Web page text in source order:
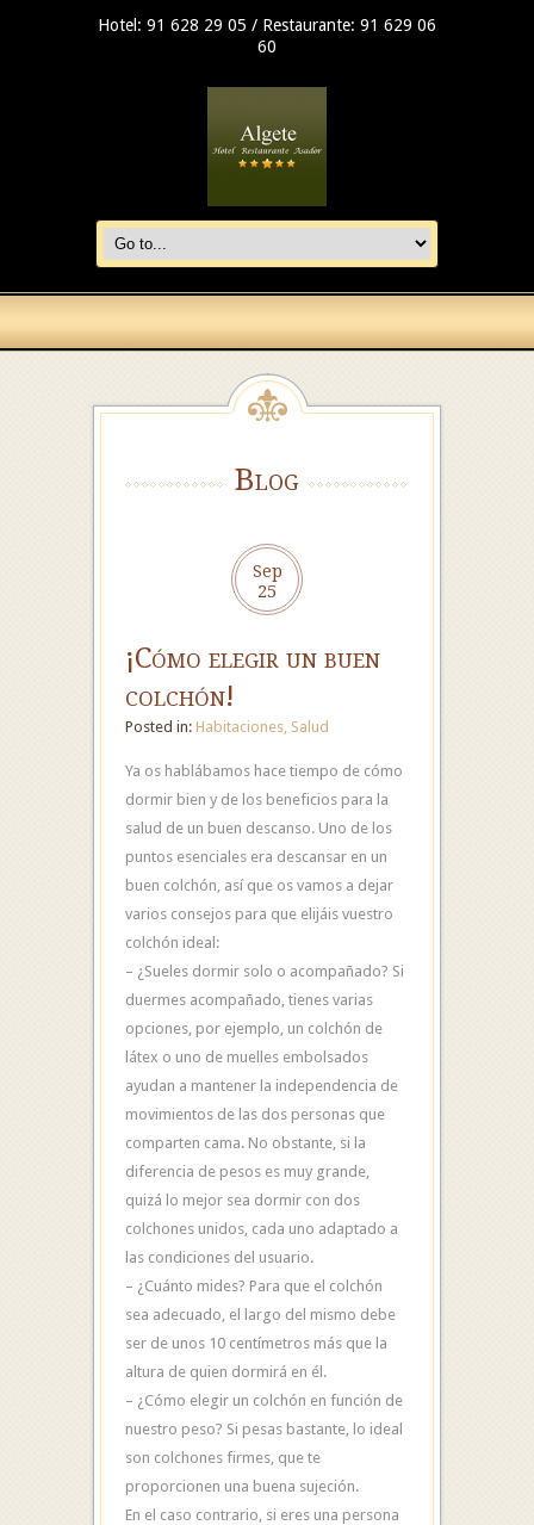
Hotel: 91 628 29 05 / Restaurante: 91 629 06
60
Blog
Sep
25
¡Cómo elegir un buen
colchón!
Posted in: Habitaciones, Salud
Ya os hablábamos hace tiempo de cómo
dormir bien y de los beneficios para la
salud de un buen descanso. Uno de los
puntos esenciales era descansar en un
buen colchón, así que os vamos a dejar
varios consejos para que elijáis vuestro
colchón ideal:
– ¿Sueles dormir solo o acompañado? Si
duermes acompañado, tienes varias
opciones, por ejemplo, un colchón de
látex o uno de muelles embolsados
ayudan a mantener la independencia de
movimientos de las dos personas que
comparten cama. No obstante, si la
diferencia de pesos es muy grande,
quizá lo mejor sea dormir con dos
colchones unidos, cada uno adaptado a
las condiciones del usuario.
– ¿Cuánto mides? Para que el colchón
sea adecuado, el largo del mismo debe
ser de unos 10 centímetros más que la
altura de quien dormirá en él.
– ¿Cómo elegir un colchón en función de
nuestro peso? Si pesas bastante, lo ideal
son colchones firmes, que te
proporcionen una buena sujeción.
En el caso contrario, si eres una persona